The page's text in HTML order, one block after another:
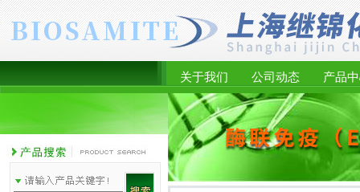
关于我们 公司动态 产品